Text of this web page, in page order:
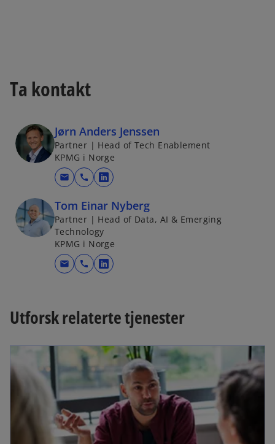
Ta kontakt
Jørn Anders Jenssen
Partner | Head of Tech Enablement
KPMG i Norge
mail call
o
e
n
s
i
n
e
t
Tom Einar Nyberg
Partner | Head of Data, AI & Emerging
Technology
KPMG i Norge
mail call
o
n
i
n
a
n
w
t
Utforsk relaterte tjenester